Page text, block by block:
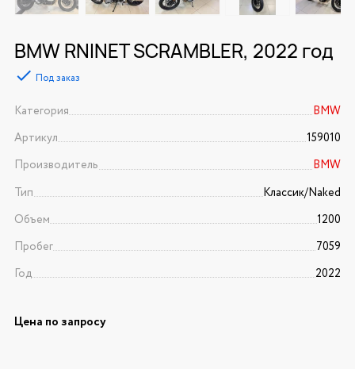
BMW RNINET SCRAMBLER, 2022 год
Под заказ
Категория
BMW
Артикул
159010
Производитель
BMW
Тип
Классик/Naked
Объем
1200
Пробег
7059
Год
2022
Цена по запросу